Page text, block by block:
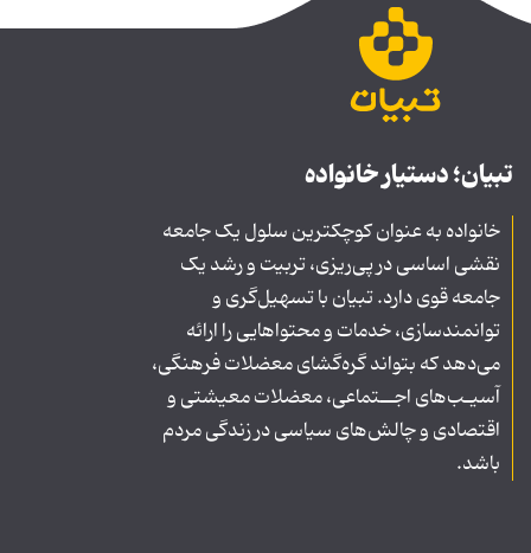
تبیان؛ دستیار خانواده
خانواده به عنوان کوچکترین سلول یک جامعه
نقشی اساسی در پی‌ریزی، تربیت و رشد یک
جامعه قوی دارد. تبیان با تسهیل‌گری و
توانمندسازی، خدمات و محتواهایی را ارائه
می‌دهد که بتواند گره‌گشای معضلات فرهنگی،
آسیـب‌های اجــتماعی، معضلات معیشتی و
اقتصادی و چالش‌های سیاسی در زندگی مردم
باشد.